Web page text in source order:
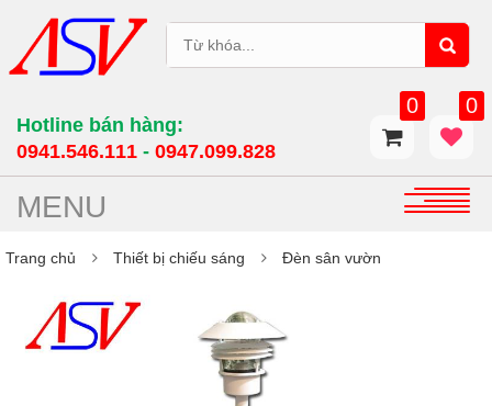
Hotline bán hàng:
0941.546.111 -0947.099.828​
0 0
MENU
Trang chủ Thiết bị chiếu sáng Đèn sân vườn